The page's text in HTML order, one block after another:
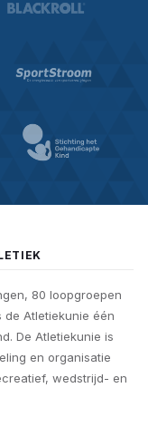
80 loopgroepen
de Atletiekunie één
De Atletiekunie is
en organisatie
wedstrijd- en